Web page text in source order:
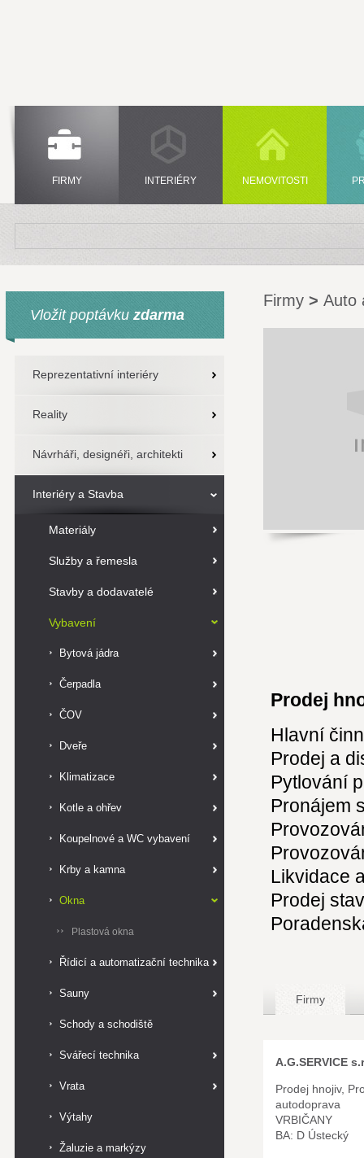
FIRMY INTERIÉRY NEMOVITOSTI
Vložit poptávku zdarma
Reprezentativní interiéry
Reality
Návrháři, designéři, architekti
Interiéry a Stavba
Materiály
Služby a řemesla
Stavby a dodavatelé
Vybavení
Bytová jádra
Čerpadla
ČOV
Dveře
Klimatizace
Kotle a ohřev
Koupelnové a WC vybavení
Krby a kamna
Okna
Plastová okna
Řídicí a automatizační technika
Sauny
Schody a schodiště
Svářecí technika
Vrata
Výtahy
Žaluzie a markýzy
Firmy > Auto
Prodej
Hlavní
Prodej a
Pytlování
Pronájem
Likvidace
Prodej
Firmy
A.G.SERVICE
Prodej hnojiv,
autodoprava
VRBIČANY
BA: D Ústecký